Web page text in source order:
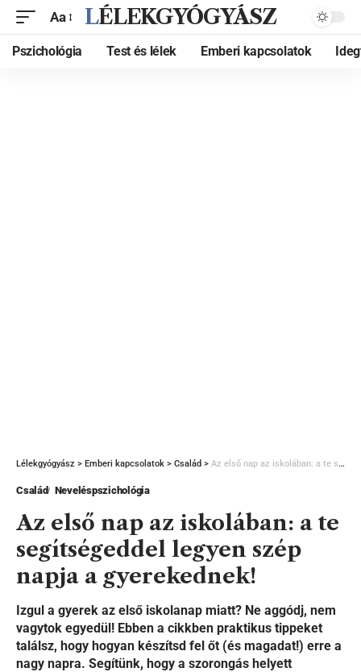
Aa LÉLEKGYÓGYÁSZ
Pszichológia Test és lélek Emberi kapcsolatok
Lélekgyógyász > Emberi kapcsolatok > Család > Az első nap az iskolában: a te segítségeddel legyen szép napja a gyerekednek!
Család Neveléspszichológia
Az első nap az iskolában: a te
segítségeddel legyen szép
napja a gyerekednek!
Izgul a gyerek az első iskolanap miatt? Ne aggódj, nem
vagytok egyedül! Ebben a cikkben praktikus tippeket
találsz, hogy hogyan készítsd fel őt (és magadat!) erre a
nagy napra. Segítünk, hogy a szorongás helyett